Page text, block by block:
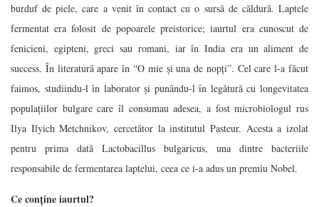
burduf de piele, care a venit în contact cu o sursă de căldură. Laptele
fermentat era folosit de popoarele preistorice; iaurtul era cunoscut de
fenicieni, egipteni, greci sau romani, iar în India era un aliment de
success. În literatură apare în “O mie și una de nopți”. Cel care l-a făcut
faimos, studiindu-l în laborator și punându-l în legătură cu longevitatea
populațiilor bulgare care îl consumau adesea, a fost microbiologul rus
Ilya Ilyich Metchnikov, cercetător la institutul Pasteur. Acesta a izolat
pentru prima dată Lactobacillus bulgaricus, una dintre bacteriile
responsabile de fermentarea laptelui, ceea ce i-a adus un premiu Nobel.
Ce conține iaurtul?